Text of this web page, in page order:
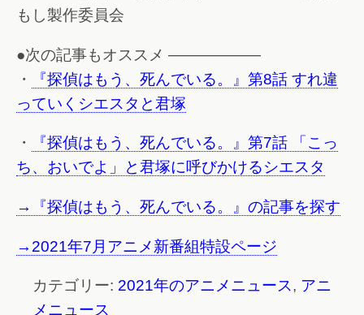
もし製作委員会
●次の記事もオススメ ——————
・
『探偵はもう、死んでいる。』第8話 すれ違
っていくシエスタと君塚
・
『探偵はもう、死んでいる。』第7話 「こっ
ち、おいでよ」と君塚に呼びかけるシエスタ
→『探偵はもう、死んでいる。』の記事を探す
→2021年7月アニメ新番組特設ページ
カテゴリー: 2021年のアニメニュース, アニ
メニュース